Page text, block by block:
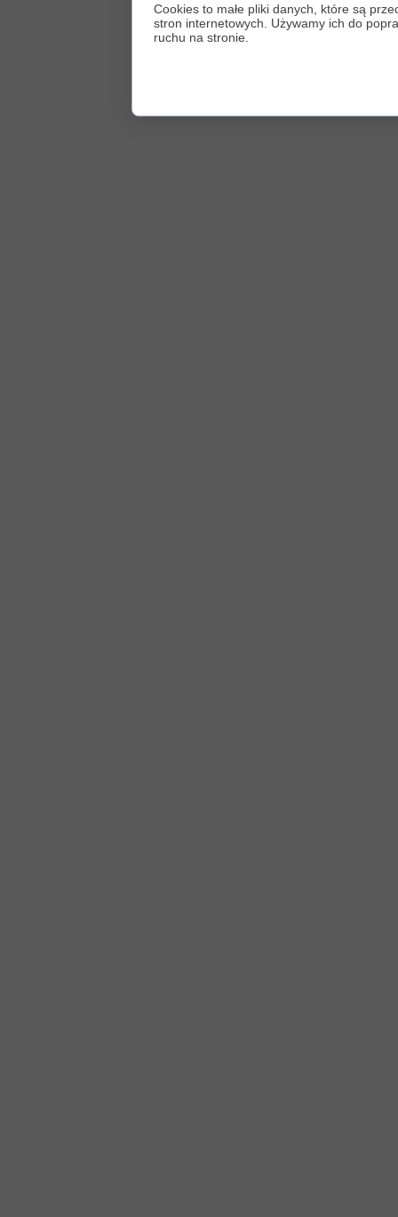
Cookies to małe pliki danych, które są
stron internetowych. Używamy ich do
ruchu na stronie.